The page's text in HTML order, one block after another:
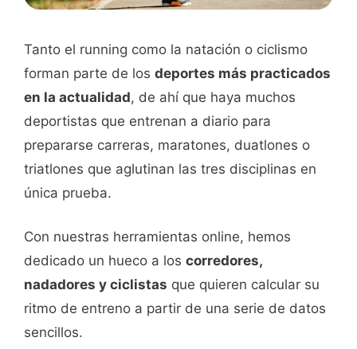
Tanto el running como la natación o ciclismo
forman parte de los deportes más practicados
en la actualidad, de ahí que haya muchos
deportistas que entrenan a diario para
prepararse carreras, maratones, duatlones o
triatlones que aglutinan las tres disciplinas en
única prueba.
Con nuestras herramientas online, hemos
dedicado un hueco a los corredores,
nadadores y ciclistas que quieren calcular su
ritmo de entreno a partir de una serie de datos
sencillos.